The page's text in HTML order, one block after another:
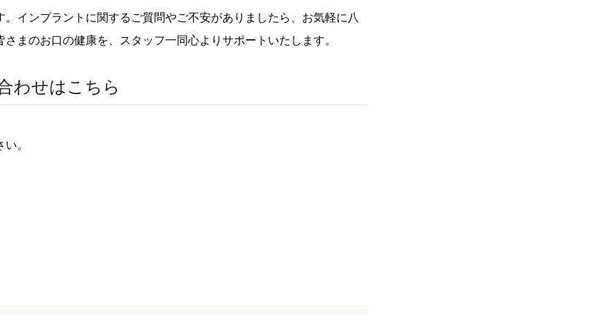
インプラントに関するご質問やご不安がありましたら、お気軽に八
まのお口の健康を、スタッフ一同心よりサポートいたします。
わせはこちら
い。